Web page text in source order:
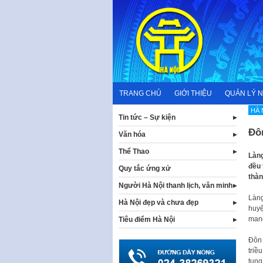
content
TRANG CHỦ GIỚI THIỆU QUẢN LÝ
HÀ
đều
Đôn
Tin tức – Sự kiện
Văn hóa
Thể Thao
Quy tắc ứng xử
Người Hà Nội thanh lịch, văn minh
Hà Nội đẹp và chưa đẹp
Tiêu điểm Hà Nội